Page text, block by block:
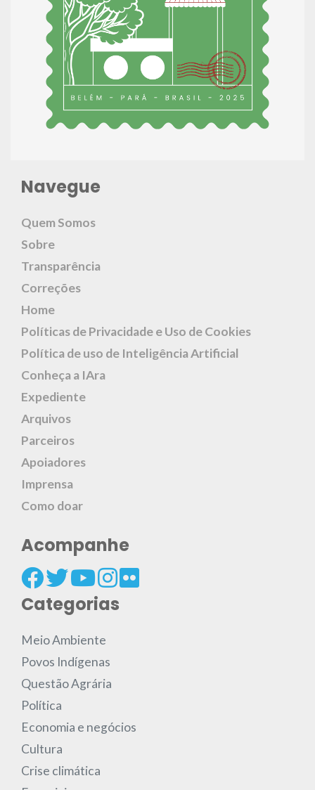
Navegue
Quem Somos
Sobre
Transparência
Correções
Home
Políticas de Privacidade e Uso de Cookies
Política de uso de Inteligência Artificial
Conheça a IAra
Expediente
Arquivos
Parceiros
Apoiadores
Imprensa
Como doar
Acompanhe
Categorias
Meio Ambiente
Povos Indígenas
Questão Agrária
Política
Economia e negócios
Cultura
Crise climática